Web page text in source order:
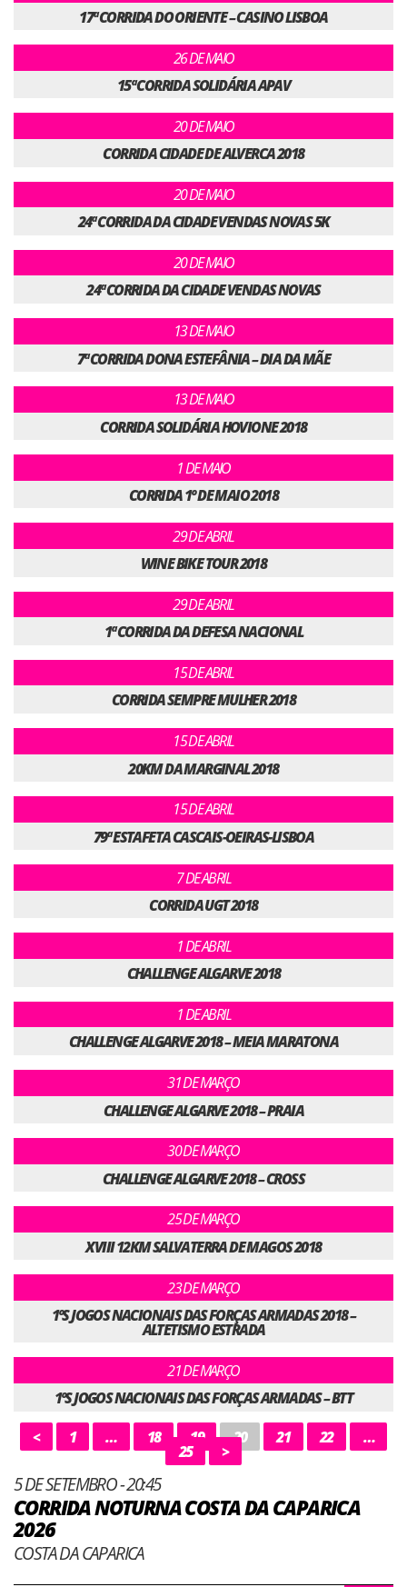
17ª CORRIDA DO ORIENTE – CASINO LISBOA
26 DE MAIO
15ª CORRIDA SOLIDÁRIA APAV
20 DE MAIO
CORRIDA CIDADE DE ALVERCA 2018
20 DE MAIO
24ª CORRIDA DA CIDADE VENDAS NOVAS 5K
20 DE MAIO
24ª CORRIDA DA CIDADE VENDAS NOVAS
13 DE MAIO
7ª CORRIDA DONA ESTEFÂNIA – DIA DA MÃE
13 DE MAIO
CORRIDA SOLIDÁRIA HOVIONE 2018
1 DE MAIO
CORRIDA 1º DE MAIO 2018
29 DE ABRIL
WINE BIKE TOUR 2018
29 DE ABRIL
1ª CORRIDA DA DEFESA NACIONAL
15 DE ABRIL
CORRIDA SEMPRE MULHER 2018
15 DE ABRIL
20KM DA MARGINAL 2018
15 DE ABRIL
79ª ESTAFETA CASCAIS-OEIRAS-LISBOA
7 DE ABRIL
CORRIDA UGT 2018
1 DE ABRIL
CHALLENGE ALGARVE 2018
1 DE ABRIL
CHALLENGE ALGARVE 2018 – MEIA MARATONA
31 DE MARÇO
CHALLENGE ALGARVE 2018 – PRAIA
30 DE MARÇO
CHALLENGE ALGARVE 2018 – CROSS
25 DE MARÇO
XVIII 12KM SALVATERRA DE MAGOS 2018
23 DE MARÇO
1ºS JOGOS NACIONAIS DAS FORÇAS ARMADAS 2018 –
ALTETISMO ESTRADA
21 DE MARÇO
1ºS JOGOS NACIONAIS DAS FORÇAS ARMADAS – BTT
<
1 … 18 19 20 21 22 …
25 >
5 DE SETEMBRO - 20:45
CORRIDA NOTURNA COSTA DA CAPARICA
2026
COSTA DA CAPARICA